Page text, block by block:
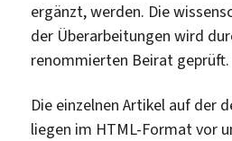
ergänzt, werden. Die
der Überarbeitungen wird
renommierten Beirat geprüft.
Die einzelnen Artikel auf der
liegen im HTML-Format vor